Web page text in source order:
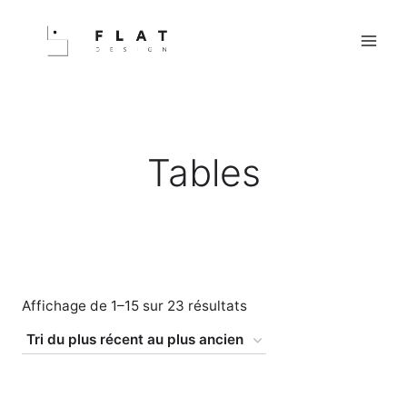
contenu
Tables
Affichage de 1–15 sur 23 résultatsTrié
plus